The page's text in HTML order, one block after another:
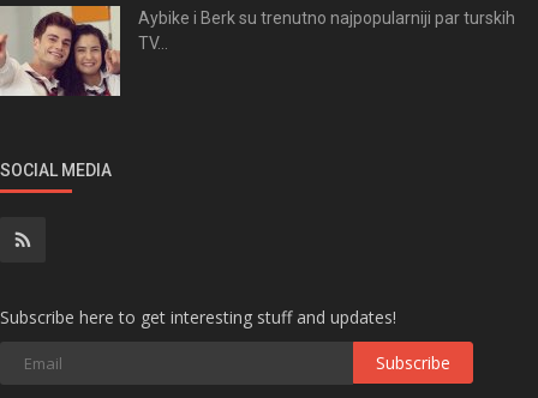
Aybike i Berk su trenutno najpopularniji par turskih
TV...
SOCIAL MEDIA
Subscribe here to get interesting stuff and updates!
Subscribe